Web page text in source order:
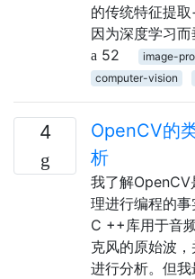
的传统特征提
因为深度学习而
52
image-
computer-vision
4
OpenCV的
析
我了解
理进行编程的
C ++库用于音
克风的原始波
进行分析。但